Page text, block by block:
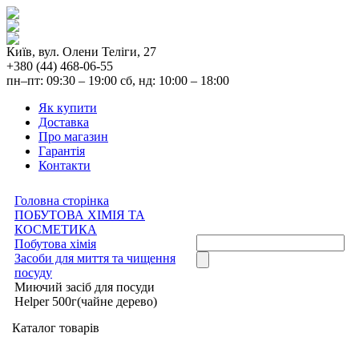
Київ, вул. Олени Теліги, 27
+380 (44) 468-06-55
пн–пт: 09:30 – 19:00 сб, нд: 10:00 – 18:00
Як купити
Доставка
Про магазин
Гарантія
Контакти
Головна сторінка
ПОБУТОВА ХІМІЯ ТА
КОСМЕТИКА
Побутова хімія
Засоби для миття та чищення
посуду
Миючий засіб для посуди
Helper 500г(чайне дерево)
Каталог товарів